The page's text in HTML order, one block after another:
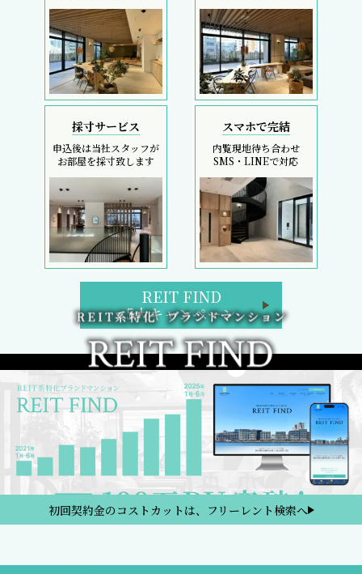
採寸サービス
申込後は当社スタッフが
お部屋を採寸致します
スマホで完結
内覧現地待ち合わせ
SMS・LINEで対応
REIT FIND
5大キャンペーン
初回契約金のコストカットは、フリーレント検索へ